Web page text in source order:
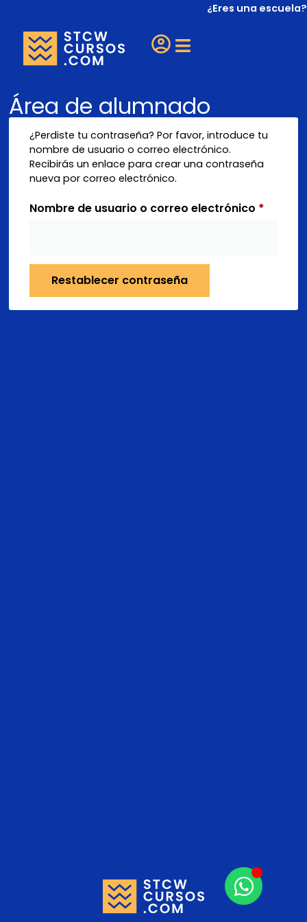
¿Eres una escuela?
Área de alumnado
¿Perdiste tu contraseña? Por favor, introduce tu
nombre de usuario o correo electrónico.
Recibirás un enlace para crear una contraseña
nueva por correo electrónico.
Nombre de usuario o correo electrónico *
Restablecer contraseña